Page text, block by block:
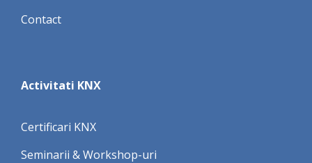
Contact
Activitati KNX
Certificari KNX
Seminarii & Workshop-uri